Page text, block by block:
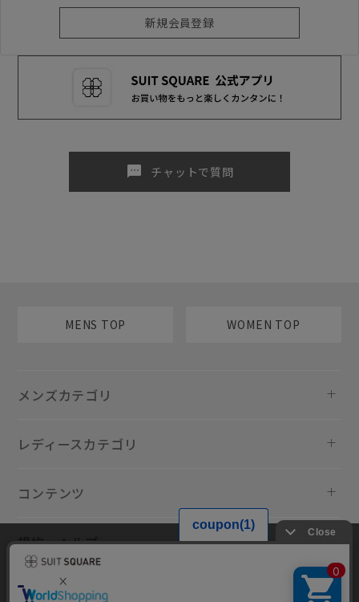
sms チャットで質問
MENS TOP WOMEN TOP
メンズカテゴリ
レディースカテゴリ
コンテンツ
規約・ヘルプ
当サイトでは利用体験の向上およびコンテンツの最適な提供、トラフィ
ックの分析を目的としてCookieを使用しています。サイトの閲覧を継続